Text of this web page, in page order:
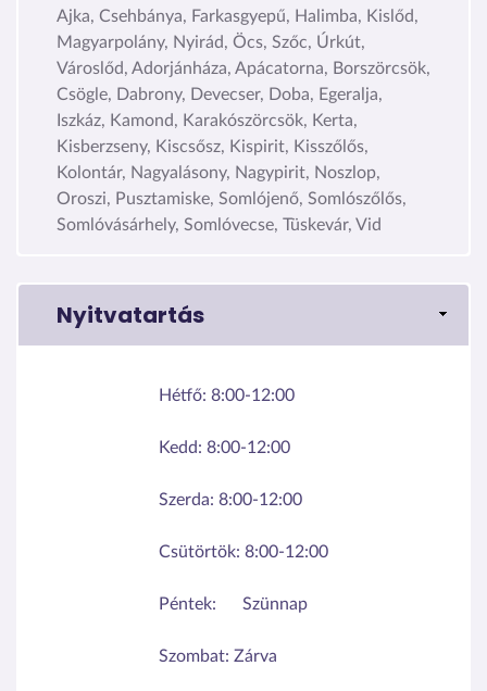
Ajka, Csehbánya, Farkasgyepű, Halimba, Kislőd,
Magyarpolány, Nyirád, Öcs, Szőc, Úrkút,
Városlőd, Adorjánháza, Apácatorna, Borszörcsök,
Csögle, Dabrony, Devecser, Doba, Egeralja,
Iszkáz, Kamond, Karakószörcsök, Kerta,
Kisberzseny, Kiscsősz, Kispirit, Kisszőlős,
Kolontár, Nagyalásony, Nagypirit, Noszlop,
Oroszi, Pusztamiske, Somlójenő, Somlószőlős,
Somlóvásárhely, Somlóvecse, Tüskevár, Vid
Nyitvatartás
Hétfő: 8:00-12:00
Kedd: 8:00-12:00
Szerda: 8:00-12:00
Csütörtök: 8:00-12:00
Péntek: Szünnap
Szombat: Zárva